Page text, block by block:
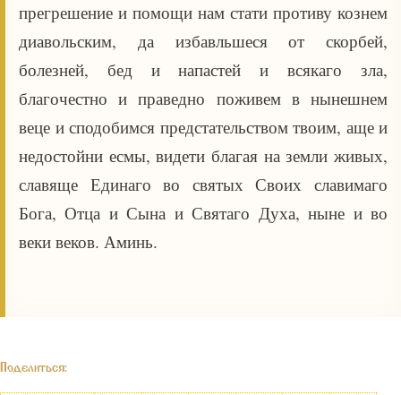
прегрешение и помощи нам стати противу кознем
диавольским, да избавльшеся от скорбей,
болезней, бед и напастей и всякаго зла,
благочестно и праведно поживем в нынешнем
веце и сподобимся предстательством твоим, аще и
недостойни есмы, видети благая на земли живых,
славяще Единаго во святых Своих славимаго
Бога, Отца и Сына и Святаго Духа, ныне и во
веки веков. Аминь.
Поделиться: